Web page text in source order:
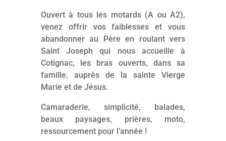
Ouvert à tous les motards (A ou A2),
venez offrir vos faiblesses et vous
abandonner au Père en roulant vers
Saint Joseph qui nous accueille à
Cotignac, les bras ouverts, dans sa
famille, auprès de la sainte Vierge
Marie et de Jésus.
Camaraderie, simplicité, balades,
beaux paysages, prières, moto,
ressourcement pour l’année !